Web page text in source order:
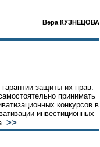
Вера КУЗНЕЦОВА
защиты их прав.
принимать
конкурсов в
инвестиционных
>>